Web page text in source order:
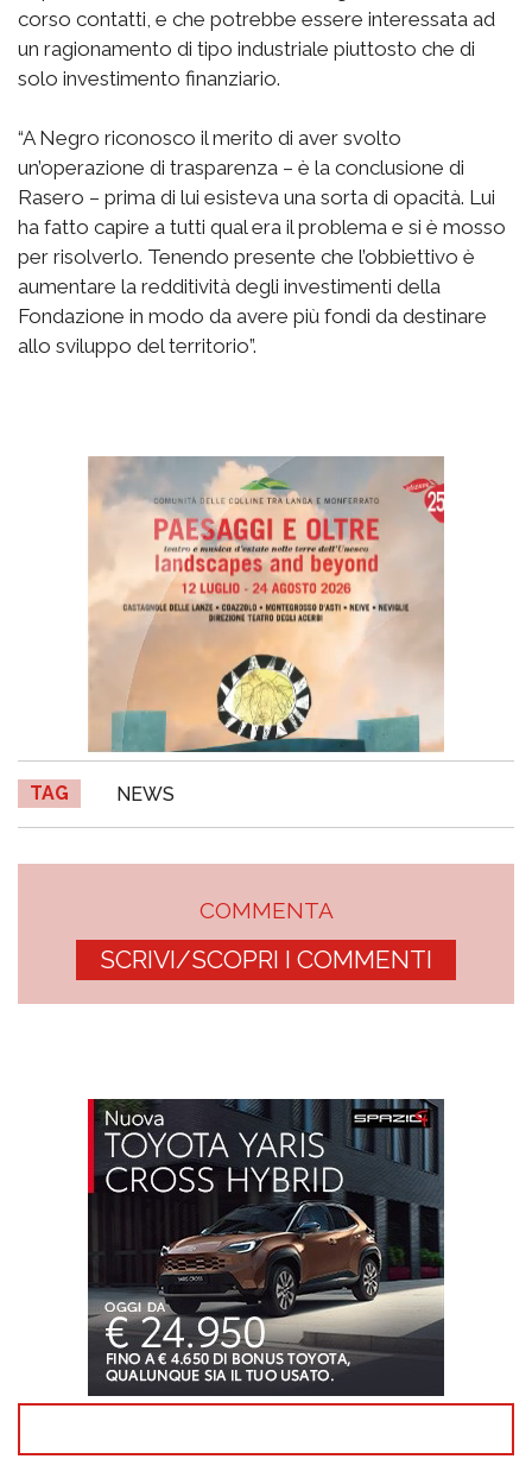
corso contatti, e che potrebbe essere interessata ad
un ragionamento di tipo industriale piuttosto che di
solo investimento finanziario.
“A Negro riconosco il merito di aver svolto
un’operazione di trasparenza – è la conclusione di
Rasero – prima di lui esisteva una sorta di opacità. Lui
ha fatto capire a tutti qual era il problema e si è mosso
per risolverlo. Tenendo presente che l’obbiettivo è
aumentare la redditività degli investimenti della
Fondazione in modo da avere più fondi da destinare
allo sviluppo del territorio”.
TAG NEWS
COMMENTA
SCRIVI/SCOPRI I COMMENTI